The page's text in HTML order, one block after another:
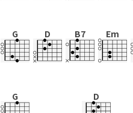
G D B7 Em
G D